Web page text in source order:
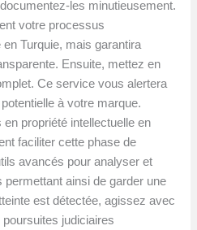
les minutieusement.
votre processus
Turquie, mais garantira
Ensuite, mettez en
Ce service vous alertera
à votre marque.
propriété intellectuelle en
faciliter cette phase de
avancés pour analyser et
ainsi de garder une
est détectée, agissez avec
judiciaires